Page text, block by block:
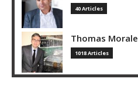
40 Articles
Thomas
1018 Articles